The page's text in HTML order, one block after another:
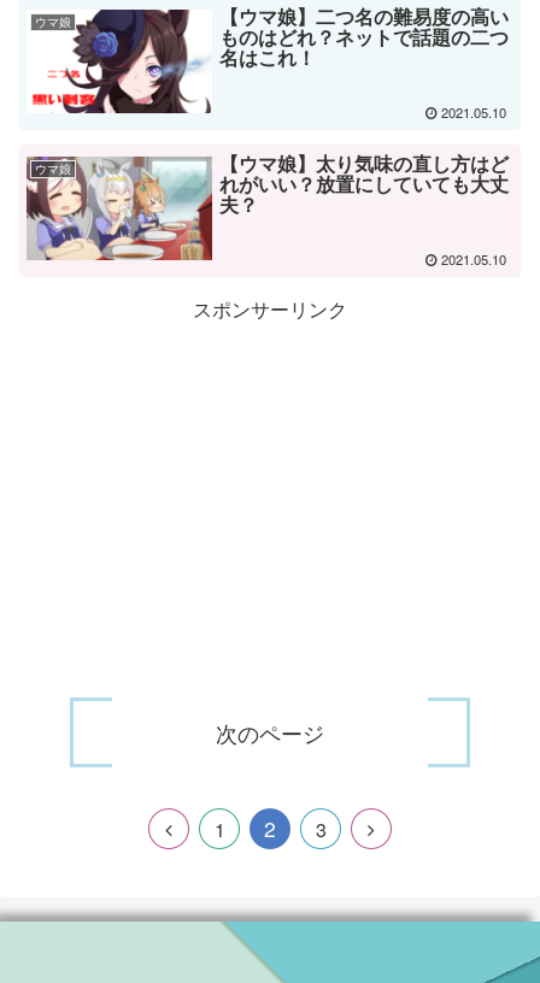
ウマ娘 【ウマ娘】二つ名の難易度の高い
ものはどれ？ネットで話題の二つ
名はこれ！
2021.05.10
ウマ娘 【ウマ娘】太り気味の直し方はど
れがいい？放置にしていても大丈
夫？
2021.05.10
スポンサーリンク
次のページ
1 2 3